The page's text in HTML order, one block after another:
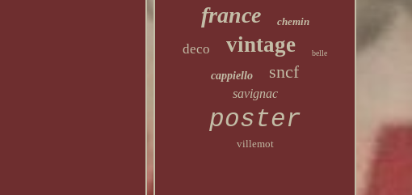
france chemin
deco vintage belle
cappiello sncf
savignac
poster
villemot